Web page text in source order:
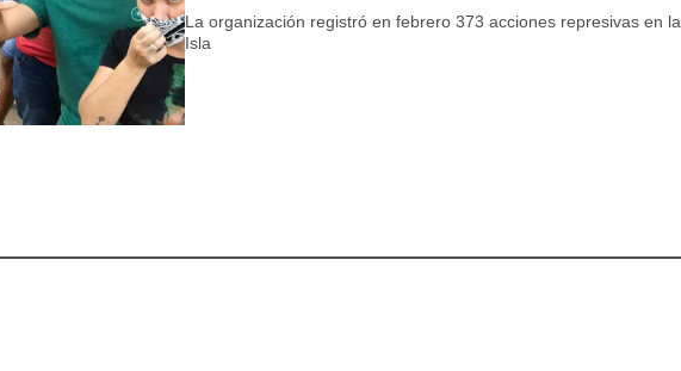
La organización registró en febrero 373 acciones represivas en la
Isla